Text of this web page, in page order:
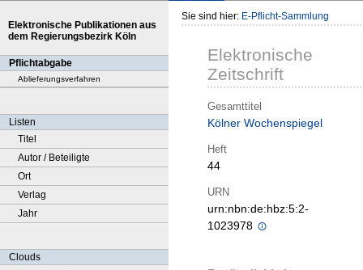
Elektronische Publikationen aus
dem Regierungsbezirk Köln
Pflichtabgabe
Ablieferungsverfahren
Listen
Titel
Autor / Beteiligte
Ort
Verlag
Jahr
Clouds
Sie sind hier: E-Pflicht-Sammlung
Elektronische
Zeitschrift
Gesamttitel
Kölner Wochenspiegel
Heft
44
URN
urn:nbn:de:hbz:5:2-
1023978